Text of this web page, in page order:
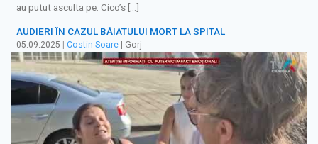
au putut asculta pe: Cico’s […]
AUDIERI ÎN CAZUL BĂIATULUI MORT LA SPITAL
05.09.2025 Costin Soare | Gorj